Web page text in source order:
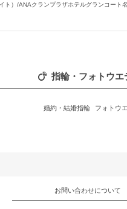
ト）/ANAクランプラザホテルグランコート
指輪・フォトウエ
婚約・結婚指輪 フォトウ
お問い合わせについて